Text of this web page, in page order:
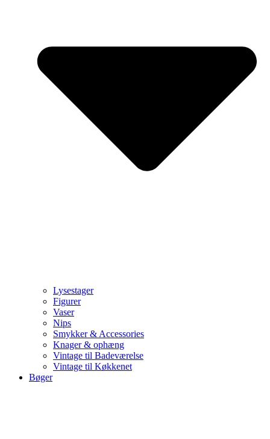
Lysestager
Figurer
Vaser
Nips
Smykker & Accessories
Knager & ophæng
Vintage til Badeværelse
Vintage til Køkkenet
Bøger